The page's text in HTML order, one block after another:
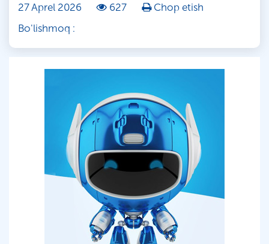
27 Aprel 2026
627
Chop etish
Bo'lishmoq :